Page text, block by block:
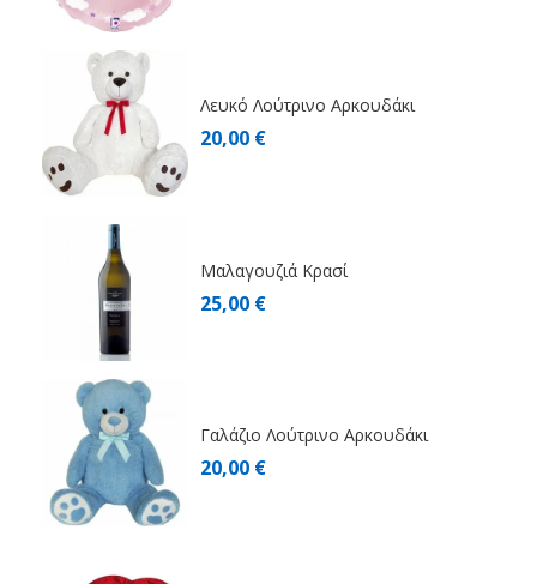
Λευκό Λούτρινο Αρκουδάκι
20,00 €
Μαλαγουζιά Κρασί
25,00 €
Γαλάζιο Λούτρινο Αρκουδάκι
20,00 €